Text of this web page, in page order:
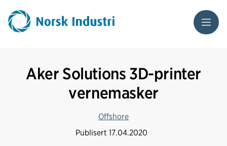
Meny
Aker Solutions 3D-printer
vernemasker
Offshore
Publisert 17.04.2020